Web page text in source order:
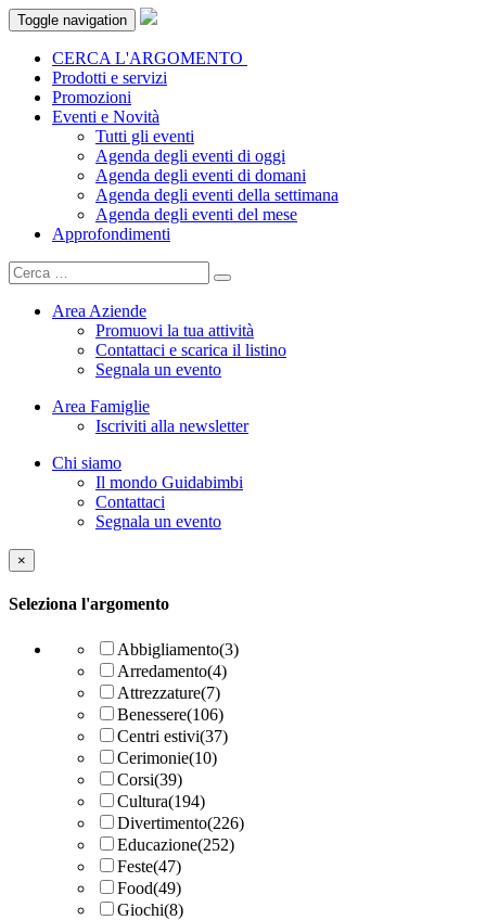
Toggle navigation
CERCA L'ARGOMENTO
Prodotti e servizi
Promozioni
Eventi e Novità
Tutti gli eventi
Agenda degli eventi di oggi
Agenda degli eventi di domani
Agenda degli eventi della settimana
Agenda degli eventi del mese
Approfondimenti
Area Aziende
Promuovi la tua attività
Contattaci e scarica il listino
Segnala un evento
Area Famiglie
Iscriviti alla newsletter
Chi siamo
Il mondo Guidabimbi
Contattaci
Segnala un evento
×
Seleziona l'argomento
Abbigliamento(3)
Arredamento(4)
Attrezzature(7)
Benessere(106)
Centri estivi(37)
Cerimonie(10)
Corsi(39)
Cultura(194)
Divertimento(226)
Educazione(252)
Feste(47)
Food(49)
Giochi(8)